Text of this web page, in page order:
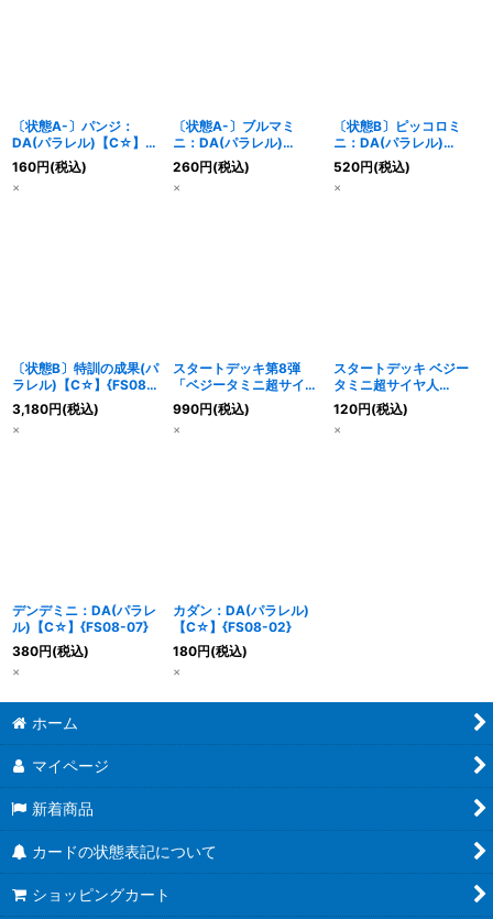
〔状態A-〕パンジ：
DA(パラレル)【C☆】
{FS08-09}
160円(税込)
×
〔状態A-〕ブルマミ
ニ：DA(パラレル)
【C☆】{FS08-11}
260円(税込)
×
〔状態B〕ピッコロミ
ニ：DA(パラレル)
【C☆】{FS08-10}
520円(税込)
×
〔状態B〕特訓の成果(パ
ラレル)【C☆】{FS08-
15}
3,180円(税込)
×
スタートデッキ第8弾
「ベジータミニ超サイヤ
人3」【未開封BOX】{-}
990円(税込)
×
スタートデッキ ベジー
タミニ超サイヤ人
3(FS08)シリアルコード
【-】{-}
120円(税込)
×
デンデミニ：DA(パラレ
ル)【C☆】{FS08-07}
380円(税込)
×
カダン：DA(パラレル)
【C☆】{FS08-02}
180円(税込)
×
ホーム
マイページ
新着商品
カードの状態表記について
ショッピングカート